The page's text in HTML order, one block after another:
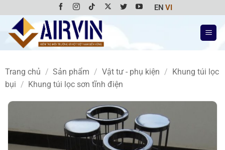
qua
nội
dung
EN VI
Trang chủ / Sản phẩm / Vật tư - phụ kiện / Khung túi lọc
bụi / Khung túi lọc sơn tĩnh điện